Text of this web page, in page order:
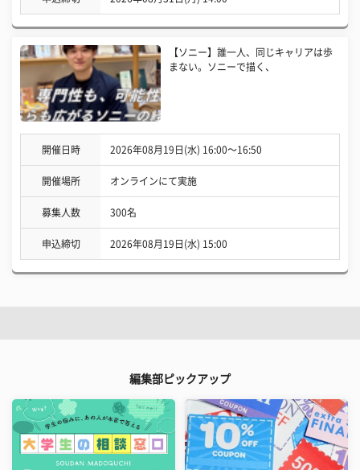
【ソニー】誰一人、同じキャリアは歩
まない。ソニーで描く、
開催日時 2026年08月19日(水) 16:00〜16:50
開催場所 オンラインにて実施
募集人数 300名
申込締切 2026年08月19日(水) 15:00
編集部ピックアップ